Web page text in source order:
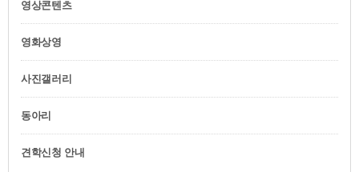
영상콘텐츠
영화상영
사진갤러리
동아리
견학신청 안내